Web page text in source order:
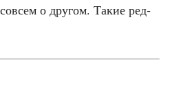
о дру­гом. Такие ред­